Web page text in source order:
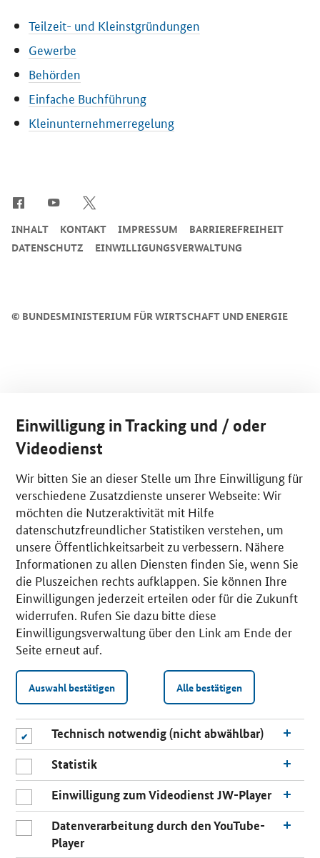
Teilzeit- und Kleinstgründungen
Gewerbe
Behörden
Einfache Buchführung
Kleinunternehmerregelung
© BUNDESMINISTERIUM FÜR WIRTSCHAFT UND ENERGIE
INHALT KONTAKT IMPRESSUM
BARRIEREFREIHEIT
DATENSCHUTZ
EINWILLIGUNGSVERWALTUNG
Einwilligung in Tracking und / oder
Videodienst
Wir bitten Sie an dieser Stelle um Ihre Einwilligung für
verschiedene Zusatzdienste unserer Webseite: Wir
möchten die Nutzeraktivität mit Hilfe
datenschutzfreundlicher Statistiken verstehen, um
unsere Öffentlichkeitsarbeit zu verbessern. Nähere
Informationen zu allen Diensten finden Sie, wenn Sie
die Pluszeichen rechts aufklappen. Sie können Ihre
Einwilligungen jederzeit erteilen oder für die Zukunft
widerrufen. Rufen Sie dazu bitte diese
Einwilligungsverwaltung über den Link am Ende der
Seite erneut auf.
Auswahl bestätigen Alle bestätigen
Technisch notwendig (nicht abwählbar)
Statistik
Einwilligung zum Videodienst JW-Player
Datenverarbeitung durch den YouTube-
Player